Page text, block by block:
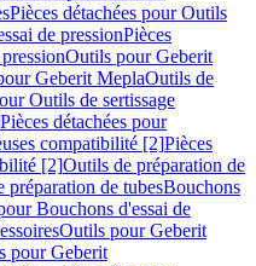
Pièces détachées pour Outils
de pressionPièces
Outils pour Geberit
Geberit MeplaOutils de
Outils de sertissage
Pièces détachées pour
compatibilité [2]Pièces
[2]Outils de préparation de
préparation de tubesBouchons
Bouchons d'essai de
Outils pour Geberit
pour Geberit